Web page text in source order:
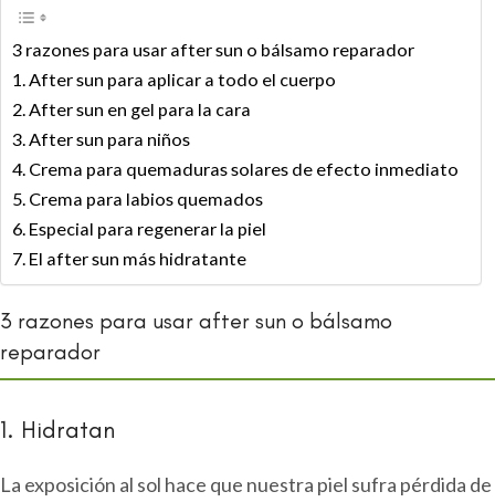
3 razones para usar after sun o bálsamo reparador
1. After sun para aplicar a todo el cuerpo
2. After sun en gel para la cara
3. After sun para niños
4. Crema para quemaduras solares de efecto inmediato
5. Crema para labios quemados
6. Especial para regenerar la piel
7. El after sun más hidratante
3 razones para usar after sun o bálsamo
reparador
1. Hidratan
La exposición al sol hace que nuestra piel sufra pérdida de